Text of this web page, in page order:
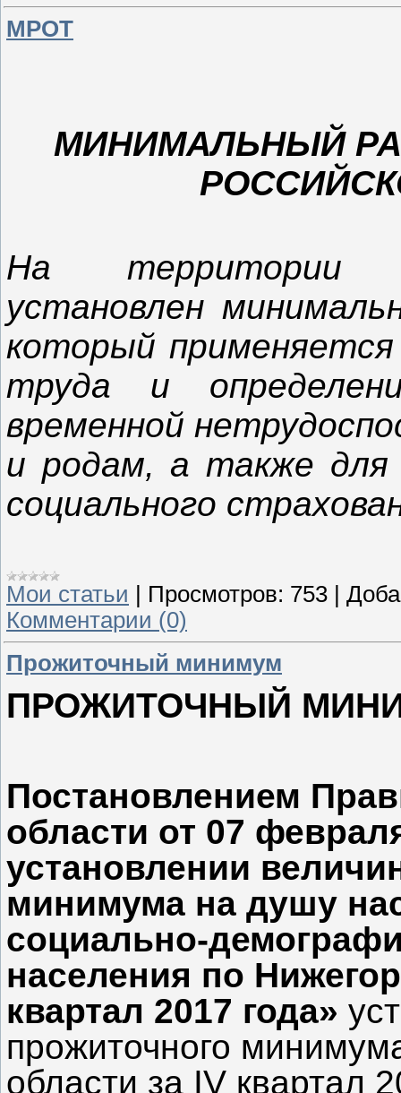
МРОТ
МИНИМАЛЬНЫЙ
На территории
установлен
который
труда и
временной
и родам, а также для
социального
Мои статьи Просмотров: 753
Комментарии (0)
Прожиточный минимум
ПРОЖИТОЧНЫЙ
Постановлением
области от 07
установлении
минимума на душу
социально-
населения по
квартал 2017 года»
прожиточного
области за IV квартал